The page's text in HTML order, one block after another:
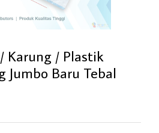
Karung / Plastik
Jumbo Baru Tebal